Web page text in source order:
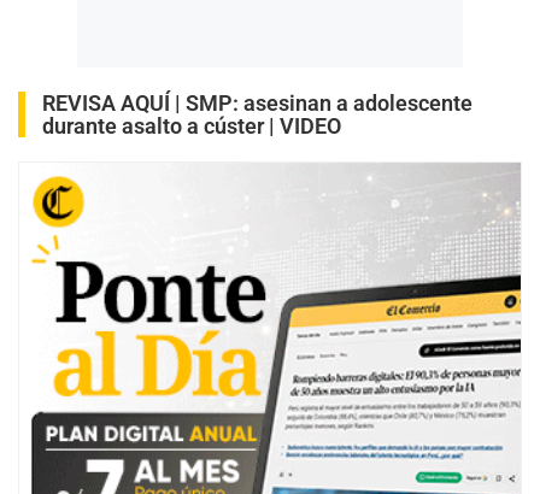
REVISA AQUÍ | SMP: asesinan a adolescente
durante asalto a cúster | VIDEO